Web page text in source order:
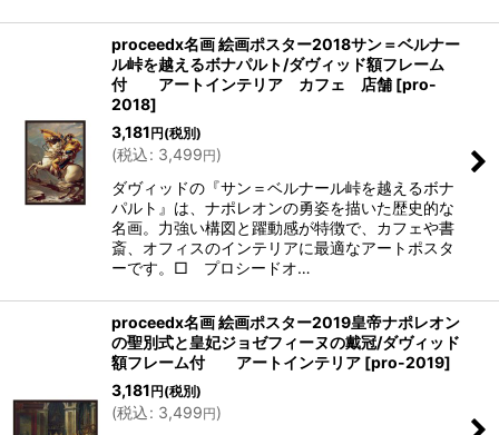
proceedx名画 絵画ポスター2018サン＝ベルナー
ル峠を越えるボナパルト/ダヴィッド額フレーム
付 アートインテリア カフェ 店舗 [pro-
2018]
3,181円(税別)
(税込: 3,499円)
ダヴィッドの『サン＝ベルナール峠を越えるボナ
パルト』は、ナポレオンの勇姿を描いた歴史的な
名画。力強い構図と躍動感が特徴で、カフェや書
斎、オフィスのインテリアに最適なアートポスタ
ーです。□ プロシードオ…
proceedx名画 絵画ポスター2019皇帝ナポレオン
の聖別式と皇妃ジョゼフィーヌの戴冠/ダヴィッド
額フレーム付 アートインテリア [pro-2019]
3,181円(税別)
(税込: 3,499円)